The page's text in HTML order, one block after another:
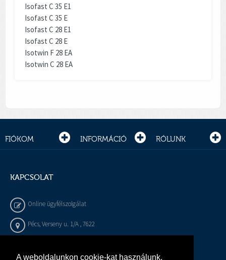
A weboldalunkon cookie-kat használunk,
Isofast C 35 E1
Isofast C 35 E
Isofast C 28 E1
Isofast C 28 E
Isotwin F 28 EA
Isotwin C 28 EA
FIÓKOM INFORMÁCIÓ RÓLUNK
KAPCSOLAT
Online ügyfélszolgálat
Pécs, Verseny u. 1/A , 7622